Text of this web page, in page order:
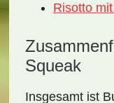
Risotto
Squeak
Insgesamt ist